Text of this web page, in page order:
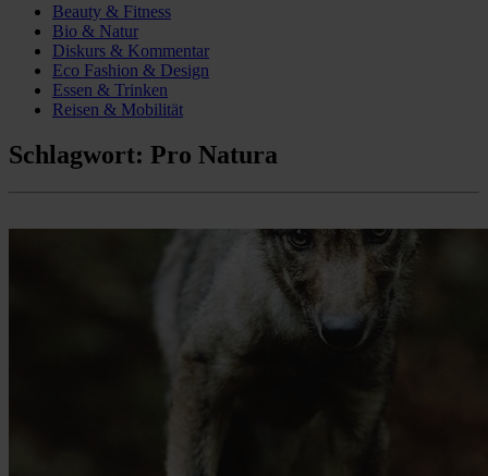
Beauty & Fitness
Bio & Natur
Diskurs & Kommentar
Eco Fashion & Design
Essen & Trinken
Reisen & Mobilität
Schlagwort: Pro Natura